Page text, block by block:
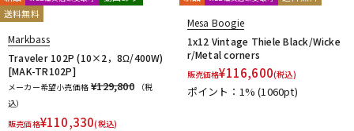
送料無料
Markbass
Traveler 102P (10×2，8Ω/400W)
[MAK-TR102P]
メーカー希望小売価格 ¥129,800
（税
込）
販売価格¥110,330(税込)
Mesa Boogie
1x12 Vintage Thiele Black/Wicke
r/Metal corners
販売価格¥116,600(税込)
ポイント：1%(1060pt)